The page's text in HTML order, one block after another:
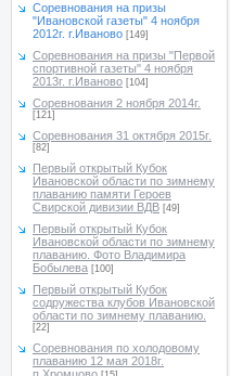
Соревнования на призы
"Ивановской газеты" 4 ноября
2012г. г.Иваново [149]
Соревнования на призы "Первой
спортивной газеты" 4 ноября
2013г. г.Иваново [104]
Соревнования 2 ноября 2014г.
[121]
Соревнования 31 октября 2015г.
[82]
Первый открытый Кубок
Ивановской области по зимнему
плаванию памяти Героев
Свирской дивизии ВДВ [49]
Первый открытый Кубок
Ивановской области по зимнему
плаванию. Фото Владимира
Бобылева [100]
Первый открытый Кубок
содружества клубов Ивановской
области по зимнему плаванию.
[22]
Соревнования по холодовому
плаванию 12 мая 2018г.